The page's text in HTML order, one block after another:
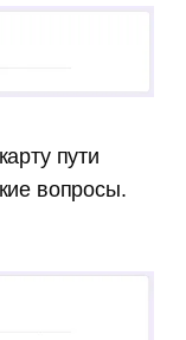
пути
вопросы.